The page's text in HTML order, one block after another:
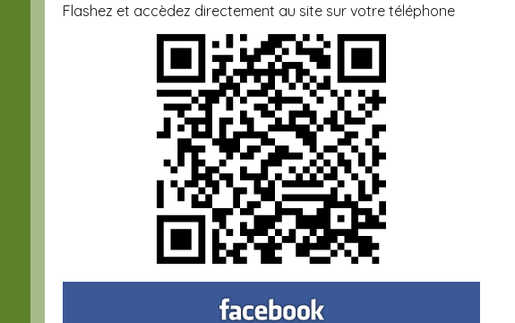
Flashez et accèdez directement au site sur votre téléphone